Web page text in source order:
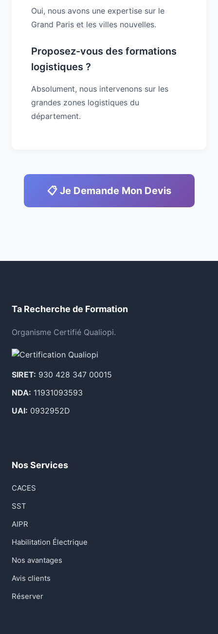
Oui, nous avons une expertise sur le
Grand Paris et les villes nouvelles.
Proposez-vous des formations
logistiques ?
Absolument, nous intervenons sur les
grandes zones logistiques du
département.
📋 Je Demande Mon Devis
Ta Recherche de Formation
Organisme Certifié Qualiopi.
SIRET: 930 428 347 00015
NDA: 11931093593
UAI: 0932952D
Nos Services
CACES
SST
AIPR
Habilitation Électrique
Nos avantages
Avis clients
Réserver